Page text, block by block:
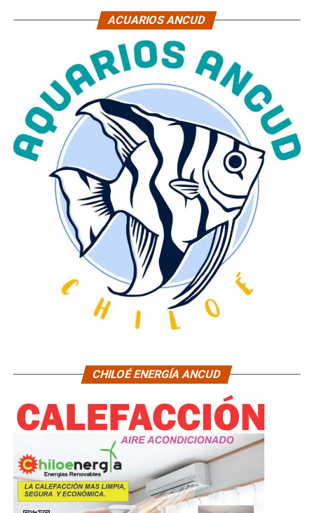
ACUARIOS ANCUD
CHILOÉ ENERGÍA ANCUD